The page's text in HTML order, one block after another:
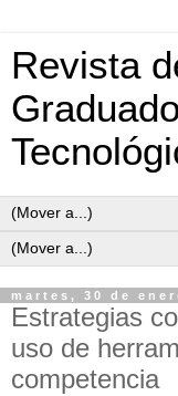
Revista
martes, 30 de
Estrategias
uso de
competencia